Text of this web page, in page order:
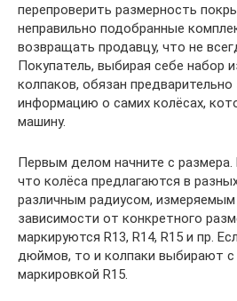
перепроверить размерность
неправильно подобранные
возвращать продавцу, что не
Покупатель, выбирая себе набор
колпаков, обязан
информацию о самих колёсах,
машину.
Первым делом начните с размера.
что колёса предлагаются в
различным радиусом,
зависимости от конкретного
маркируются R13, R14, R15 и пр.
дюймов, то и колпаки выбирают
маркировкой R15.